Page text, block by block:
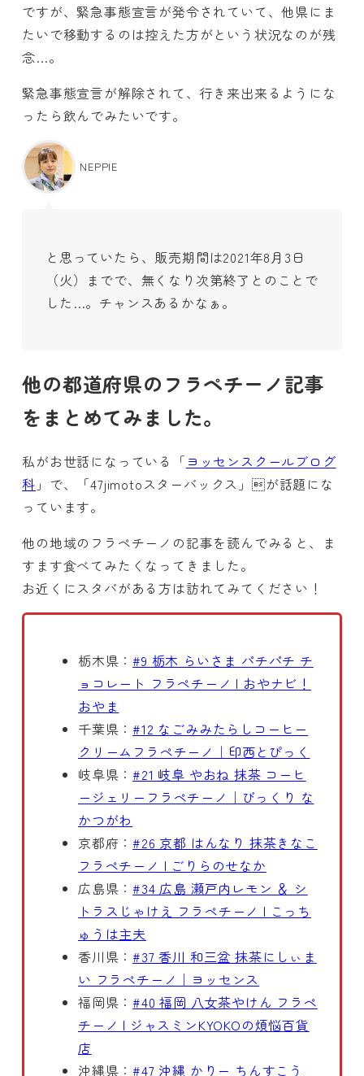
ですが、緊急事態宣言が発令されていて、他県にま
たいで移動するのは控えた方がという状況なのが残
念…。
緊急事態宣言が解除されて、行き来出来るようにな
ったら飲んでみたいです。
NEPPIE
と思っていたら、販売期間は2021年8月3日
（火）までで、無くなり次第終了とのことで
した…。チャンスあるかなぁ。
他の都道府県のフラペチーノ記事
をまとめてみました。
私がお世話になっている「 ヨッセンスクールブログ
科 」で、「47jimotoスターバックス」が話題にな
っています。
他の地域のフラペチーノの記事を読んでみると、ま
すます食べてみたくなってきました。
お近くにスタバがある方は訪れてみてください！
栃木県：#9 栃木 らいさま パチパチ チ
ョコレート フラペチーノ | おやナビ！
おやま
千葉県：#12 なごみみたらしコーヒー
クリームフラペチーノ｜印西とぴっく
岐阜県：#21 岐阜 やおね 抹茶 コーヒ
ージェリーフラペチーノ｜びっくり な
かつがわ
京都府：#26 京都 はんなり 抹茶きなこ
フラペチーノ | ごりらのせなか
広島県：#34 広島 瀬戸内レモン ＆ シ
トラスじゃけえ フラペチーノ | こっち
ゅうは主夫
香川県：#37 香川 和三盆 抹茶にしぃま
い フラペチーノ｜ヨッセンス
福岡県：#40 福岡 八女茶やけん フラペ
チーノ | ジャスミンKYOKOの煩悩百貨
店
沖縄県：#47 沖縄 かりー ちんすこう